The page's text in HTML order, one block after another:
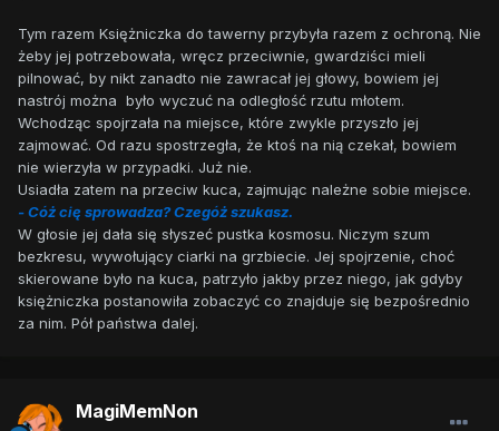
Tym razem Księżniczka do tawerny przybyła razem z ochroną. Nie
żeby jej potrzebowała, wręcz przeciwnie, gwardziści mieli
pilnować, by nikt zanadto nie zawracał jej głowy, bowiem jej
nastrój można było wyczuć na odległość rzutu młotem.
Wchodząc spojrzała na miejsce, które zwykle przyszło jej
zajmować. Od razu spostrzegła, że ktoś na nią czekał, bowiem
nie wierzyła w przypadki. Już nie.
Usiadła zatem na przeciw kuca, zajmując należne sobie miejsce.
- Cóż cię sprowadza? Czegóż szukasz.
W głosie jej dała się słyszeć pustka kosmosu. Niczym szum
bezkresu, wywołujący ciarki na grzbiecie. Jej spojrzenie, choć
skierowane było na kuca, patrzyło jakby przez niego, jak gdyby
księżniczka postanowiła zobaczyć co znajduje się bezpośrednio
za nim. Pół państwa dalej.
MagiMemNon